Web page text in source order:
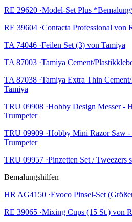
RE 29620 ·Model-Set Plus
RE 39604 ·Contacta Professional von
TA 74046 ·Feilen Set (3) von Tamiya
TA 87003 ·Tamiya Cement/
TA 87038 ·Tamiya Extra Thin
Tamiya
TRU 09908 ·Hobby Design Messer -
Trumpeter
TRU 09909 ·Hobby Mini Razor Saw
Trumpeter
TRU 09957 ·Pinzetten Set / Tweezers
Bemalungshilfen
HR AG4150 ·Evoco Pinsel-Set
RE 39065 ·Mixing Cups (15 St.) von